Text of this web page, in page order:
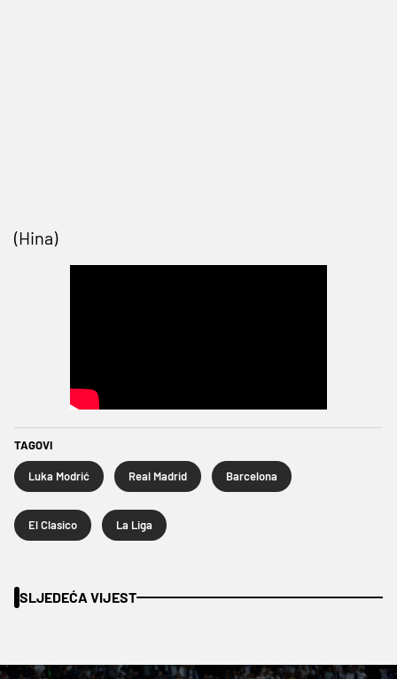
(Hina)
TAGOVI
Luka Modrić Real Madrid Barcelona
El Clasico La Liga
SLJEDEĆA VIJEST